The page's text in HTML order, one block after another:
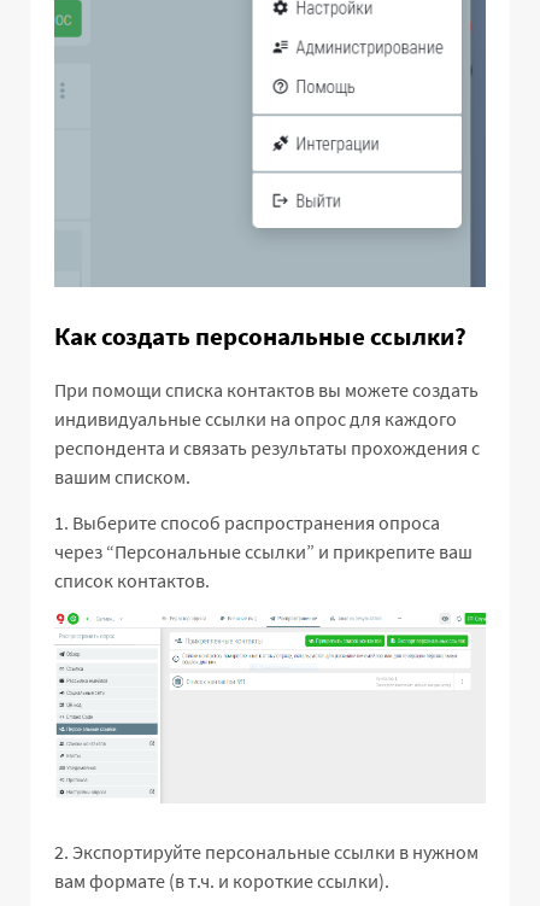
Как создать персональные ссылки?
При помощи списка контактов вы можете создать
индивидуальные ссылки на опрос для каждого
респондента и связать результаты прохождения с
вашим списком.
1. Выберите способ распространения опроса
через “Персональные ссылки” и прикрепите ваш
список контактов.
2. Экспортируйте персональные ссылки в нужном
вам формате (в т.ч. и короткие ссылки).